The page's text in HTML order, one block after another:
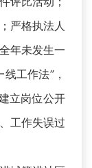
严格执法人
年未发生一
工作法”，
立岗位公开
工作失误过